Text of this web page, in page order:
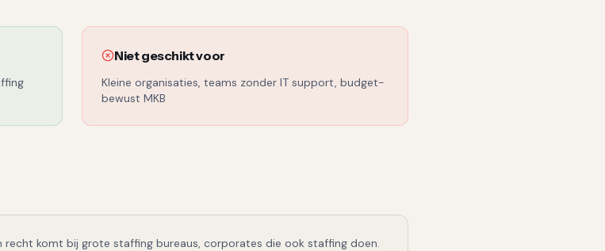
Niet geschikt voor
Kleine organisaties, teams zonder IT support, budget-
bewust MKB
recht komt bij grote staffing bureaus, corporates die ook staffing doen.